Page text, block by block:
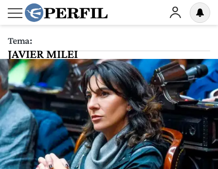
Tema:
JAVIER MILEI